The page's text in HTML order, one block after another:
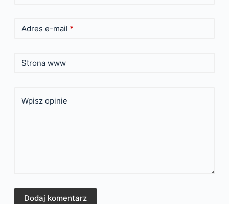
Adres e-mail *
Strona www
Wpisz opinie
Dodaj komentarz